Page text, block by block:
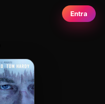
Entra